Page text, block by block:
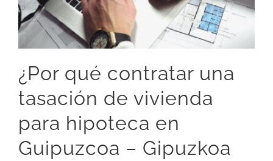
¿Por qué contratar una
tasación de vivienda
para hipoteca en
Guipuzcoa – Gipuzkoa